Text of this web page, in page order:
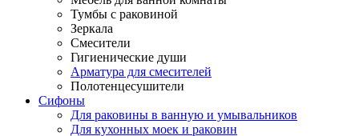
Тумбы с раковиной
Зеркала
Смесители
Гигиенические души
Арматура для смесителей
Полотенцесушители
Сифоны
Для раковины в ванную и умывальников
Для кухонных моек и раковин